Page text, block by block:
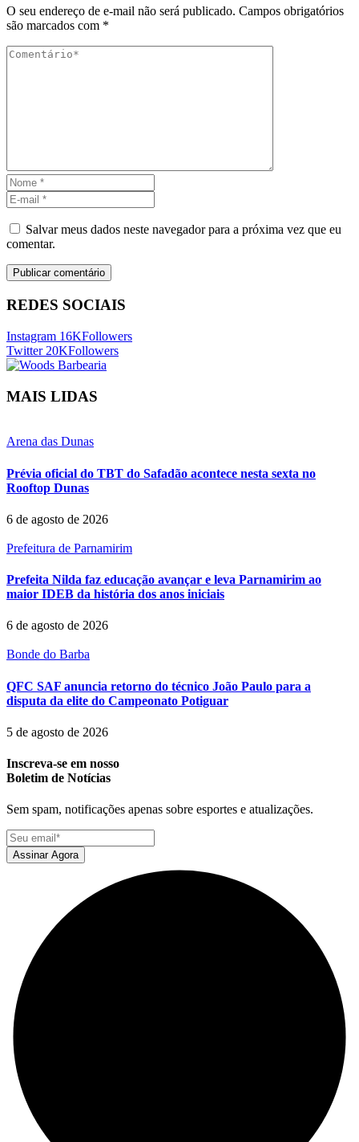
O seu endereço de e-mail não será publicado. Campos obrigatórios
são marcados com *
Salvar meus dados neste navegador para a próxima vez que eu
comentar.
REDES SOCIAIS
Instagram 16KFollowers
Twitter 20KFollowers
MAIS LIDAS
Arena das Dunas
Prévia oficial do TBT do Safadão acontece nesta sexta no
Rooftop Dunas
6 de agosto de 2026
Prefeitura de Parnamirim
Prefeita Nilda faz educação avançar e leva Parnamirim ao
maior IDEB da história dos anos iniciais
6 de agosto de 2026
Bonde do Barba
QFC SAF anuncia retorno do técnico João Paulo para a
disputa da elite do Campeonato Potiguar
5 de agosto de 2026
Inscreva-se em nosso
Boletim de Notícias
Sem spam, notificações apenas sobre esportes e atualizações.
Assinar Agora